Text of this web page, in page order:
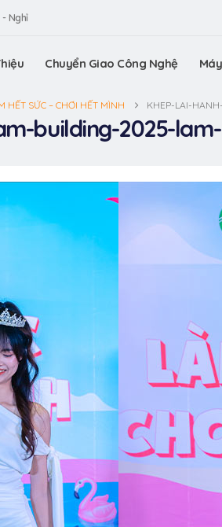
- Nghỉ
Chuyển Giao Công Nghệ
HẾT SỨC – CHƠI HẾT MÌNH KHEP-LAI-
building-2025-